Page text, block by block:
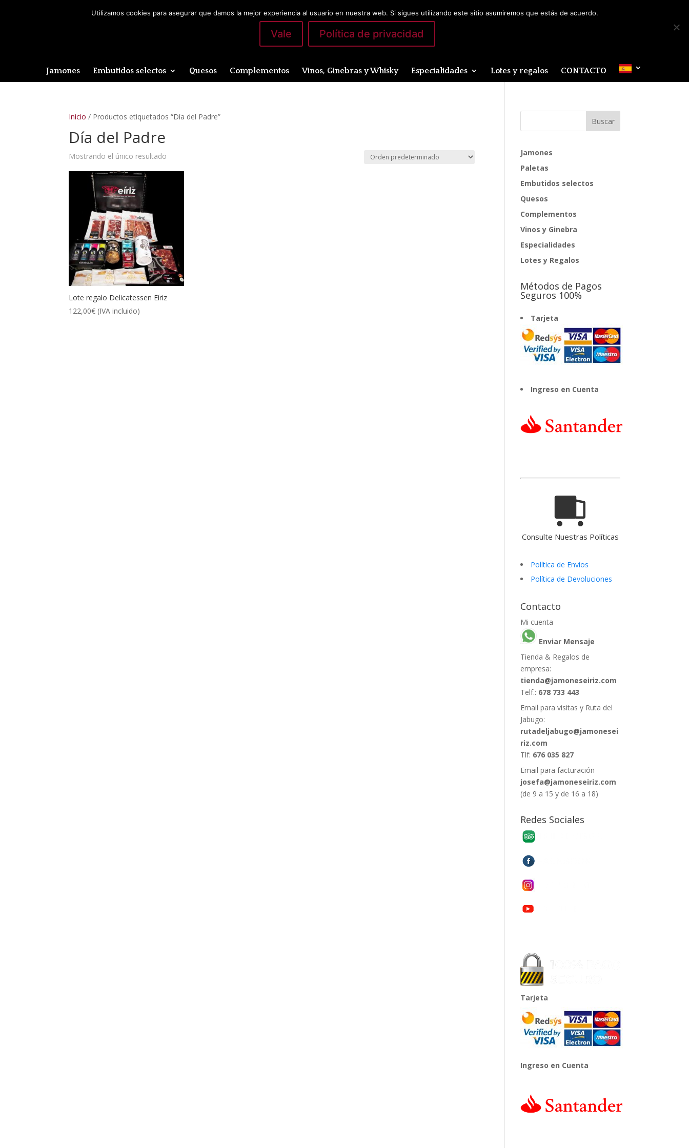
Mi cuenta 0 elementos
Jamones Embutidos selectos Quesos Complementos Vinos, Ginebras y Whisky Especialidades Lotes y regalos CONTACTO
Inicio / Productos etiquetados “Día del Padre”
Día del Padre
Mostrando el único resultado
Lote regalo Delicatessen Eíriz
122,00€ (IVA incluido)
Jamones
Paletas
Embutidos selectos
Quesos
Complementos
Vinos y Ginebra
Especialidades
Lotes y Regalos
Métodos de Pagos
Seguros 100%
Tarjeta
Ingreso en Cuenta
Consulte Nuestras Políticas
Política de Envíos
Política de Devoluciones
Contacto
Mi cuenta
Enviar Mensaje
Tienda & Regalos de
empresa:
tienda@jamoneseiriz.com
Telf.: 678 733 443
Email para visitas y Ruta del
Jabugo:
rutadeljabugo@jamonesei
riz.com
Tlf: 676 035 827
Email para facturación
josefa@jamoneseiriz.com
(de 9 a 15 y de 16 a 18)
Redes Sociales
Tarjeta
Ingreso en Cuenta
Utilizamos cookies para asegurar que damos la mejor experiencia al usuario en nuestra web. Si sigues utilizando este sitio asumiremos que estás de acuerdo.
Vale Política de privacidad